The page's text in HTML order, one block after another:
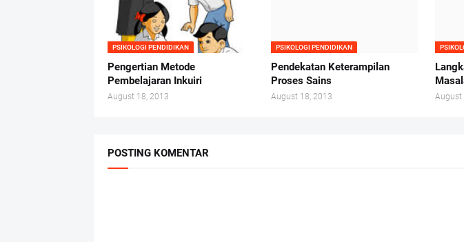
PSIKOLOGI PENDIDIKAN
Pengertian Metode
Pembelajaran Inkuiri
August 18, 2013
PSIKOLOGI PENDIDIKAN
Pendekatan Keterampilan
Proses Sains
August 18, 2013 August
POSTING KOMENTAR